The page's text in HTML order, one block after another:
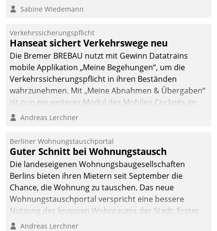
Sabine Wiedemann
Verkehrssicherungspflicht
Hanseat sichert Verkehrswege neu
Die Bremer BREBAU nutzt mit Gewinn Datatrains
mobile Applikation „Meine Begehungen“, um die
Verkehrssicherungspflicht in ihren Beständen
wahrzunehmen. Mit „Meine Abnahmen & Übergaben“
ist nun ein weiteres Modul des Mobilen Cockpits im
Einsatz.
Andreas Lerchner
Berliner Wohnungstauschportal
Guter Schnitt bei Wohnungstausch
Die landeseigenen Wohnungsbaugesellschaften
Berlins bieten ihren Mietern seit September die
Chance, die Wohnung zu tauschen. Das neue
Wohnungstauschportal verspricht eine bessere
Nutzung des knappen Wohnraums der Stadt. Erster
Anwendungsfall für Datatrains Lösung API-Hub mit
Andreas Lerchner